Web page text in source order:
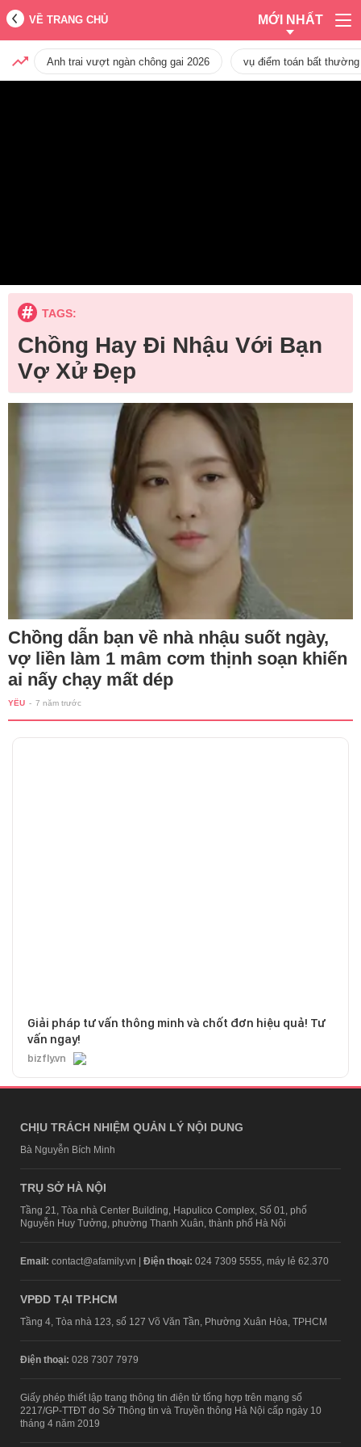
VỀ TRANG CHỦ MỚI NHẤT
Anh trai vượt ngàn chông gai 2026 vụ điểm toán bất
TAGS:
Chồng Hay Đi Nhậu Với Bạn
Vợ Xử Đẹp
Chồng dẫn bạn về nhà nhậu suốt ngày,
vợ liền làm 1 mâm cơm thịnh soạn khiến
ai nấy chạy mất dép
YÊU - 7 năm trước
Giải pháp tư vấn thông minh và chốt đơn hiệu quả! Tư
vấn ngay!
bizfly.vn
CHỊU TRÁCH NHIỆM QUẢN LÝ NỘI DUNG
Bà Nguyễn Bích Minh
TRỤ SỞ HÀ NỘI
Tầng 21, Tòa nhà Center Building, Hapulico Complex, Số 01, phố
Nguyễn Huy Tưởng, phường Thanh Xuân, thành phố Hà Nội
Email: contact@afamily.vn | Điện thoại: 024 7309 5555, máy lẻ 62.370
VPĐD TẠI TP.HCM
Tầng 4, Tòa nhà 123, số 127 Võ Văn Tần, Phường Xuân Hòa, TPHCM
Điện thoại: 028 7307 7979
Giấy phép thiết lập trang thông tin điện tử tổng hợp trên mạng số
2217/GP-TTĐT do Sở Thông tin và Truyền thông Hà Nội cấp ngày 10
tháng 4 năm 2019